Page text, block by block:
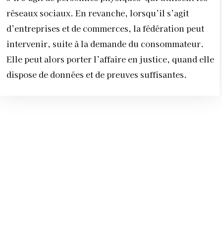
réseaux sociaux. En revanche, lorsqu’il s’agit
d’entreprises et de commerces, la fédération peut
intervenir, suite à la demande du consommateur.
Elle peut alors porter l’affaire en justice, quand elle
dispose de données et de preuves suffisantes.